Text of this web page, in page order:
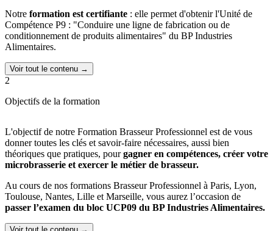
Notre formation est certifiante : elle permet d'obtenir l'Unité de
Compétence P9 : "Conduire une ligne de fabrication ou de
conditionnement de produits alimentaires" du BP Industries
Alimentaires.
Les différents modules abordés pendant la formation permettent de :
fabrication, ainsi qu'à la qualité et à l'hygiène de la bière
considérations de productivité et de rentabilité
Définir le plan d'actions opérationnel pour lancer son projet
Valider la rentabilité économique de son projet à court, moyen
et long terme
Depuis 6 ans, nous avons accueilli, formé et accompagné plus de
1500 personnes !
Voir tout le contenu →
2
Objectifs de la formation
L'objectif de notre Formation Brasseur Professionnel est de vous
donner toutes les clés et savoir-faire nécessaires, aussi bien
théoriques que pratiques, pourgagner en compétences, créer votre
microbrasserie et exercer le métier de brasseur.
Au cours de nos formations Brasseur Professionnel à Paris, Lyon,
Toulouse, Nantes, Lille et Marseille, vous aurez l’occasion de
passer l’examen du bloc UCP09 du BP Industries Alimentaires.